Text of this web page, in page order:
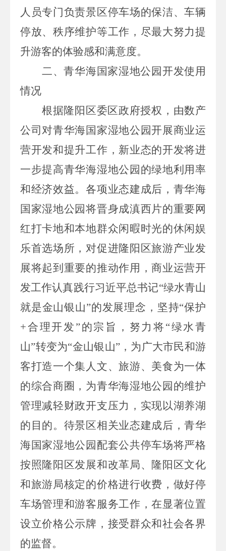
人员专门负责景区停车场的保洁、车辆
停放、秩序维护等工作，尽最大努力提
升游客的体验感和满意度。
二、青华海国家湿地公园开发使用
情况
根据隆阳区委区政府授权，由数产
公司对青华海国家湿地公园开展商业运
营开发和提升工作，新业态的开发将进
一步提高青华海湿地公园的绿地利用率
和经济效益。各项业态建成后，青华海
国家湿地公园将晋身成滇西片的重要网
红打卡地和本地群众闲暇时光的休闲娱
乐首选场所，对促进隆阳区旅游产业发
展将起到重要的推动作用，商业运营开
发工作认真践行习近平总书记“绿水青山
就是金山银山”的发展理念，坚持“保护
+合理开发”的宗旨，努力将“绿水青
山”转变为“金山银山”，为广大市民和游
客打造一个集人文、旅游、美食为一体
的综合商圈，为青华海湿地公园的维护
管理减轻财政开支压力，实现以湖养湖
的目的。待景区相关业态建成后，青华
海国家湿地公园配套公共停车场将严格
按照隆阳区发展和改革局、隆阳区文化
和旅游局核定的价格进行收费，做好停
车场管理和游客服务工作，在显著位置
设立价格公示牌，接受群众和社会各界
的监督。